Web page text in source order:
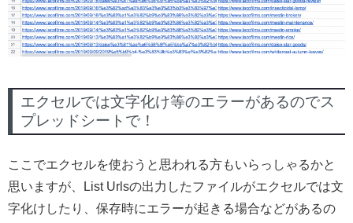
エクセルでは文字化け等のエラーがあるのでス
プレッドシートで！
ここでエクセルを使おうと思われる方もいらっしゃるかと
思いますが、List Urlsの出力したファイルがエクセルでは文
字化けしたり、保存時にエラーが起きる場合などがあるの